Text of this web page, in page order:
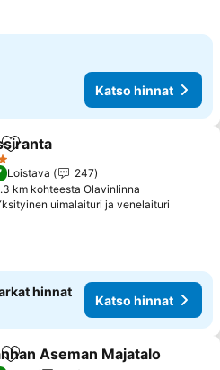
Katso hinnat
Lisää suosikkeihin
Loistava
247
km kohteesta Olavinlinna
uimalaituri ja venelaituri
hinnat
Katso hinnat
Lisää suosikkeihin
Aseman Majatalo